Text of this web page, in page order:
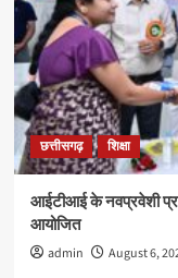
छत्तीसगढ़ शिक्षा
आईटीआई के नवप्रवेशी
आयोजित
admin August 6,